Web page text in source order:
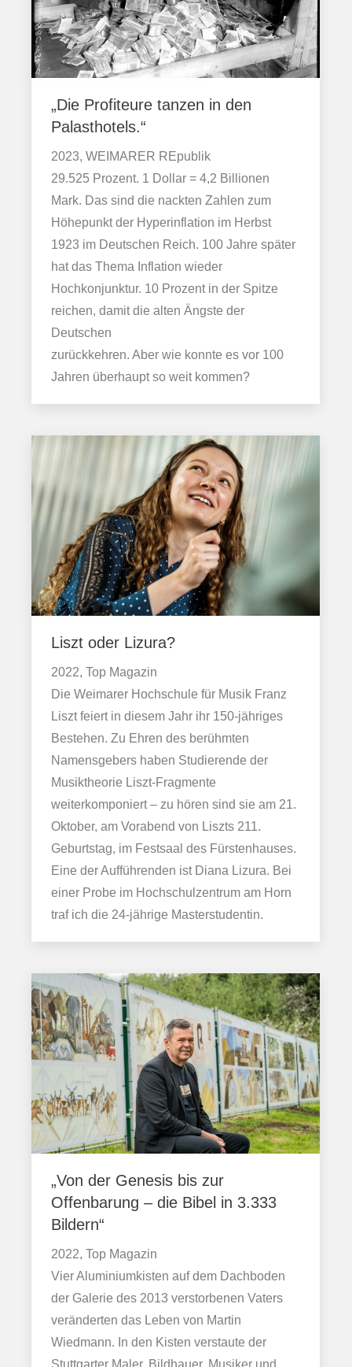
„Die Profiteure tanzen in den
Palasthotels.“
2023, WEIMARER REpublik
29.525 Prozent. 1 Dollar = 4,2 Billionen
Mark. Das sind die nackten Zahlen zum
Höhepunkt der Hyperinflation im Herbst
1923 im Deutschen Reich. 100 Jahre später
hat das Thema Inflation wieder
Hochkonjunktur. 10 Prozent in der Spitze
reichen, damit die alten Ängste der
Deutschen
zurückkehren. Aber wie konnte es vor 100
Jahren überhaupt so weit kommen?
Liszt oder Lizura?
2022, Top Magazin
Die Weimarer Hochschule für Musik Franz
Liszt feiert in diesem Jahr ihr 150-jähriges
Bestehen. Zu Ehren des berühmten
Namensgebers haben Studierende der
Musiktheorie Liszt-Fragmente
weiterkomponiert – zu hören sind sie am 21.
Oktober, am Vorabend von Liszts 211.
Geburtstag, im Festsaal des Fürstenhauses.
Eine der Aufführenden ist Diana Lizura. Bei
einer Probe im Hochschulzentrum am Horn
traf ich die 24-jährige Masterstudentin.
„Von der Genesis bis zur
Offenbarung – die Bibel in 3.333
Bildern“
2022, Top Magazin
Vier Aluminiumkisten auf dem Dachboden
der Galerie des 2013 verstorbenen Vaters
veränderten das Leben von Martin
Wiedmann. In den Kisten verstaute der
Stuttgarter Maler, Bildhauer, Musiker und